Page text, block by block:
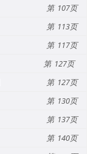
107
113
117
127
127
130
137
140